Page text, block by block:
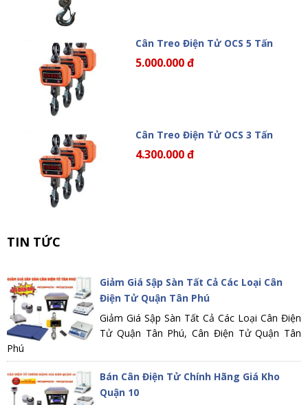
Cân Treo Điện Tử OCS 5 Tấn
5.000.000 đ
Cân Treo Điện Tử OCS 3 Tấn
4.300.000 đ
TIN TỨC
Giảm Giá Sập Sàn Tất Cả Các Loại Cân
Điện Tử Quận Tân Phú
Giảm Giá Sập Sàn Tất Cả Các Loại Cân Điện
Tử Quận Tân Phú, Cân Điện Tử Quận Tân
Phú
Bán Cân Điện Tử Chính Hãng Giá Kho
Quận 10